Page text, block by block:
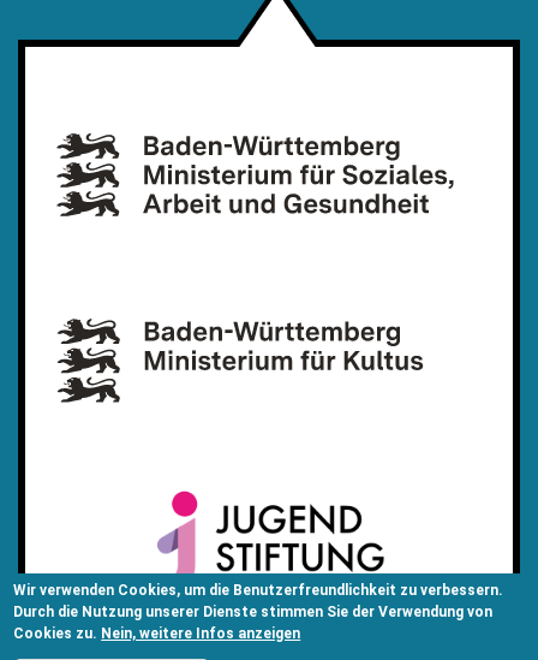
Wir verwenden Cookies, um die Benutzerfreundlichkeit zu verbessern.
Durch die Nutzung unserer Dienste stimmen Sie der Verwendung von
Cookies zu. Nein, weitere Infos anzeigen